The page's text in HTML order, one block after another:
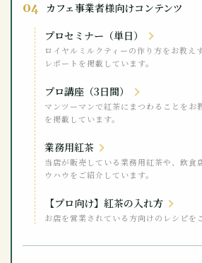
04 カフェ事業者様向けコンテンツ
プロセミナー（単日）
ロイヤルミルクティーの作り方をお教え
レポートを掲載しています。
プロ講座（3日間）
マンツーマンで紅茶にまつわることをお
を掲載しています。
業務用紅茶
当店が販売している業務用紅茶や、飲食
ウハウをご紹介しています。
【プロ向け】紅茶の入れ方
お店を営業されている方向けのレシピを